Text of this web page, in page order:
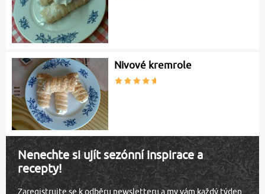
Nivové kremrole
Nenechte si ujít sezónní inspirace a
recepty!
Zaregistrujte se k odběru newsletteru a my vám každý týden